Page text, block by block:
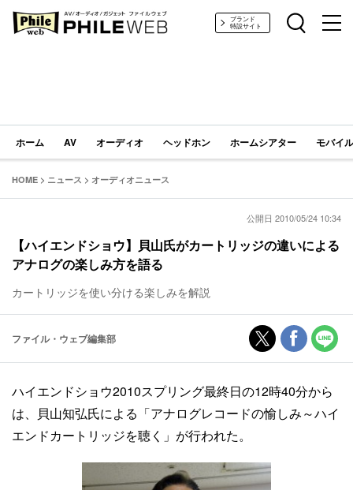
PHILE WEB｜AV/オーディオ/ガジェットブランド
特設サイト
ホーム AV オーディオ ヘッドホン ホームシアター モバイ
HOME > ニュース > オーディオニュース
公開日 2010/05/24 10:34
【ハイエンドショウ】貝山氏がカートリッジの違いによる
アナログの楽しみ方を語る
カートリッジを使い分ける楽しみを解説
ファイル・ウェブ編集部
ハイエンドショウ2010スプリング最終日の12時40分から
は、貝山知弘氏による「アナログレコードの愉しみ～ハイ
エンドカートリッジを聴く」が行われた。